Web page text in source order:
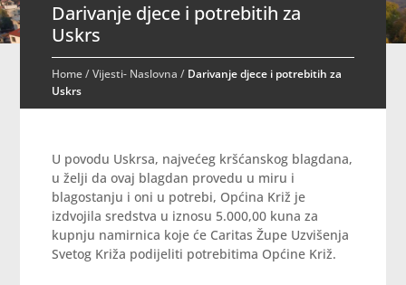
Darivanje djece i potrebitih za
Uskrs
Home/Vijesti- Naslovna / Darivanje djece i potrebitih za
Uskrs
U povodu Uskrsa, najvećeg kršćanskog blagdana,
u želji da ovaj blagdan provedu u miru i
blagostanju i oni u potrebi, Općina Križ je
izdvojila sredstva u iznosu 5.000,00 kuna za
kupnju namirnica koje će Caritas Župe Uzvišenja
Svetog Križa podijeliti potrebitima Općine Križ.